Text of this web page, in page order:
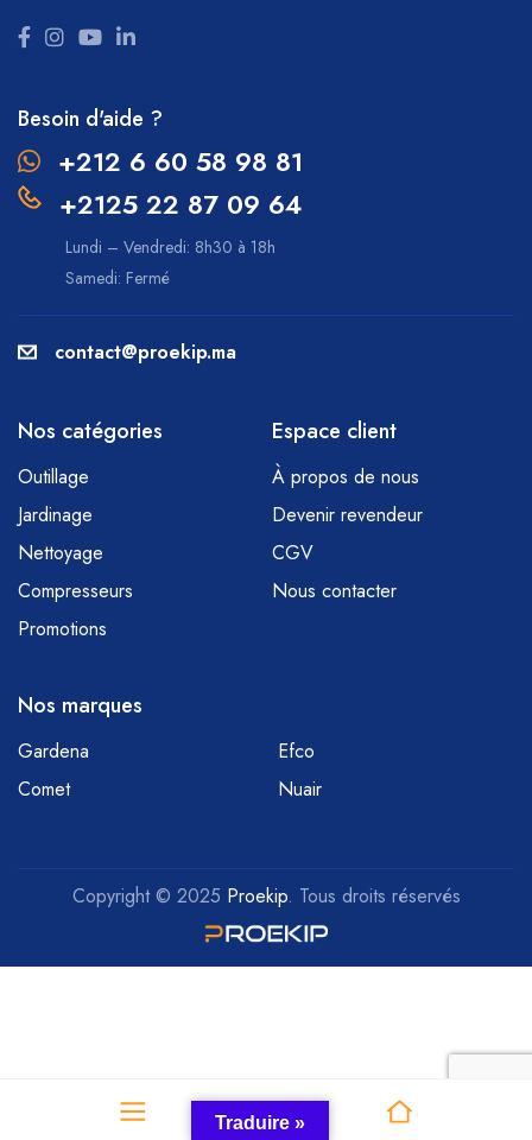
Besoin d'aide ?
+212 6 60 58 98 81
+2125 22 87 09 64
Lundi – Vendredi: 8h30 à 18h
Samedi: Fermé
contact@proekip.ma
Nos catégories
Outillage
Jardinage
Nettoyage
Compresseurs
Promotions
Espace client
À propos de nous
Devenir revendeur
CGV
Nous contacter
Nos marques
Gardena
Efco
Comet
Nuair
Copyright © 2025 Proekip. Tous droits réservés
Traduire »